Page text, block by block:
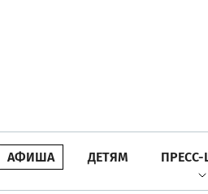
АФИША ДЕТЯМ